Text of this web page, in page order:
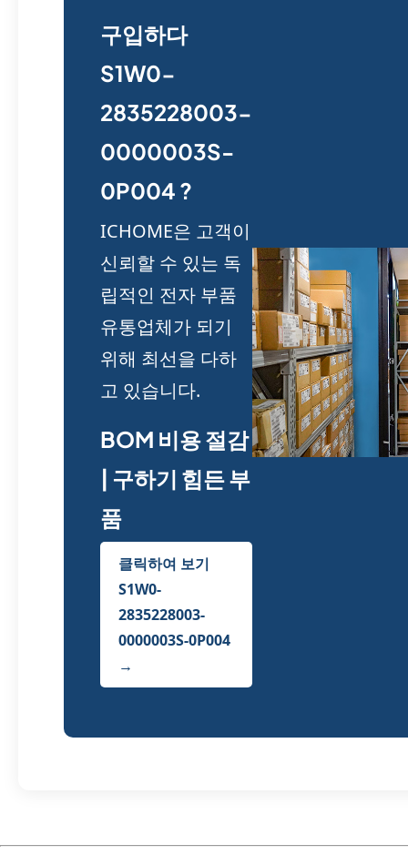
구입하다
S1W0-
2835228003-
0000003S-
0P004 ?
ICHOME은 고객이
신뢰할 수 있는 독
립적인 전자 부품
유통업체가 되기
위해 최선을 다하
고 있습니다.
BOM 비용 절감
| 구하기 힘든 부
품
클릭하여 보기
S1W0-
2835228003-
0000003S-0P004
→